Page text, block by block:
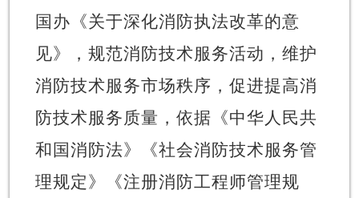
国办《关于深化消防执法改革的意
见》，规范消防技术服务活动，维护
消防技术服务市场秩序，促进提高消
防技术服务质量，依据《中华人民共
和国消防法》《社会消防技术服务管
理规定》《注册消防工程师管理规